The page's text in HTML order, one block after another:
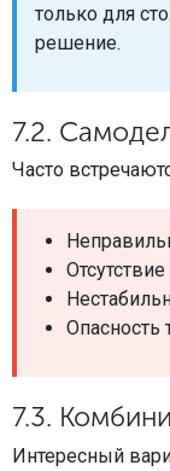
только для
решение.
7.2.
Часто
Опасность
7.3.
Интересный